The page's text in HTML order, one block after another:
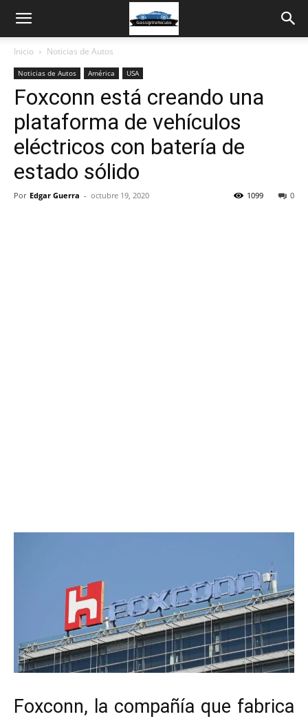
Inicio Noticias de Autos
Noticias de Autos América USA
Foxconn está creando una
plataforma de vehículos
eléctricos con batería de
estado sólido
Por Edgar Guerra - octubre 19, 2020 0
1099
Foxconn, la compañía que fabrica